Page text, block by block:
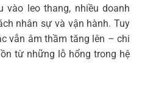
vào leo thang, nhiều doanh
nhân sự và vận hành. Tuy
vẫn âm thầm tăng lên – chi
từ những lỗ hổng trong hệ